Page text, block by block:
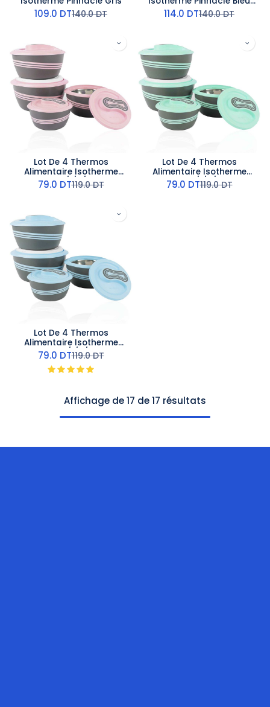
109.0 DT140.0DT
Marine
114.0 DT140.0DT
Lot De 4 Thermos
Alimentaire Isotherme
Pinnacle 0,5/1/2/2,5 L Rose
79.0 DT119.0DT
Lot De 4 Thermos
Alimentaire Isotherme
Pinnacle 0,5/1/2/2,5 L Vert
d'eau
79.0 DT119.0DT
Lot De 4 Thermos
Alimentaire Isotherme
Pinnacle 0,5/1/2/2,5 L Bleu
79.0 DT119.0DT
Affichage de 17 de 17 résultats